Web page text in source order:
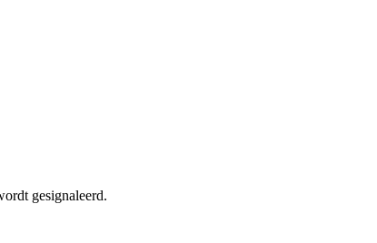
gesignaleerd.